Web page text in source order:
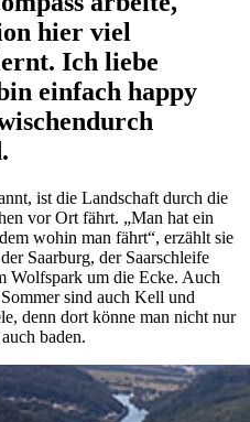
hier viel
Ich liebe
einfach happy
ist die Landschaft durch die
vor Ort fährt. „Man hat ein
wohin man fährt“, erzählt sie
Saarburg, der Saarschleife
Wolfspark um die Ecke. Auch
sind auch Kell und
denn dort könne man nicht nur
baden.